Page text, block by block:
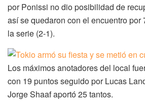
por Ponissi no dio posibilidad de
así se quedaron con el encuentro por
la serie (2-1).
Los máximos anotadores del local
con 19 puntos seguido por Lucas
Jorge Shaaf aportó 25 tantos.